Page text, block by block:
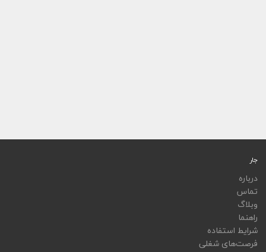
جار
درباره
تماس
وبلاگ
راهنما
شرایط استفاده
فرصت‌های شغلی